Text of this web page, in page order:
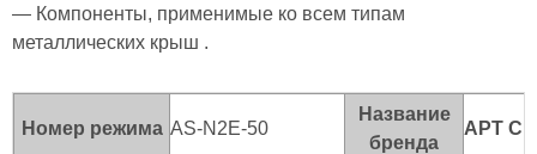
— Компоненты, применимые ко всем типам
металлических крыш .
Номер режима AS-N2E-50
Название
бренда
АРТ